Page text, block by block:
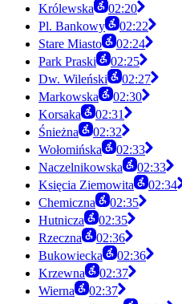
Królewska
02:20
Pl. Bankowy
02:22
Stare Miasto
02:24
Park Praski
02:25
Dw. Wileński
02:27
Markowska
02:30
Korsaka
02:31
Śnieżna
02:32
Wołomińska
02:33
Naczelnikowska
02:33
Księcia Ziemowita
02:34
Chemiczna
02:35
Hutnicza
02:35
Rzeczna
02:36
Bukowiecka
02:36
Krzewna
02:37
Wierna
02:37